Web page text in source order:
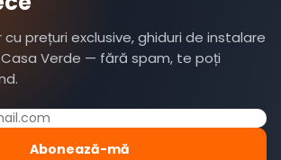
prețuri exclusive, ghiduri de instalare
Verde — fără spam, te poți
Abonează-mă